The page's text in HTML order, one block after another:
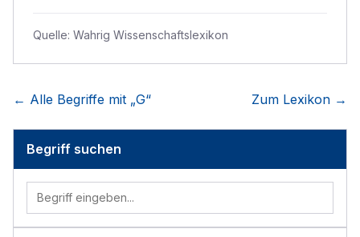
Quelle: Wahrig Wissenschaftslexikon
← Alle Begriffe mit „G“ Zum Lexikon →
Begriff suchen